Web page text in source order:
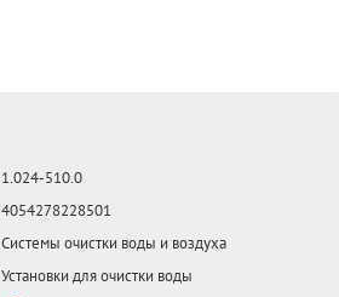
1.024-510.0
4054278228501
Системы очистки воды и воздуха
Установки для очистки воды